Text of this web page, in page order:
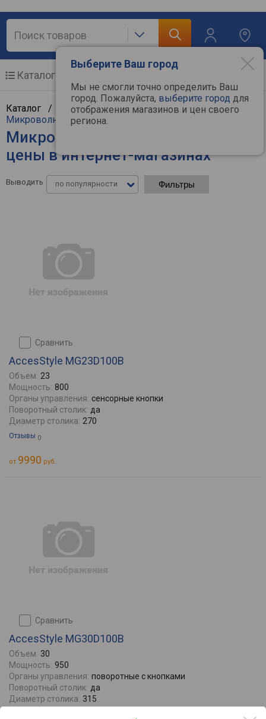
Выберите Ваш город
Мы не смогли точно определить Ваш
город. Пожалуйста, выберите город для
отображения магазинов и цен своего
региона.
Каталог
Каталог / Крупная бытовая техника/
Микроволновые печи
Микроволновые печи AccesStyle -
цены в интернет-магазинах
Выводить по популярности Фильтры
сравнить
AccesStyle MG23D100B
Объем: 23
Мощность: 800
Органы управления: сенсорные кнопки
Поворотный столик: да
Диаметр столика: 270
Отзывы 0
от 9990 руб.
сравнить
AccesStyle MG30D100B
Объем: 30
Мощность: 950
Органы управления: поворотные с кнопками
Поворотный столик: да
Диаметр столика: 315